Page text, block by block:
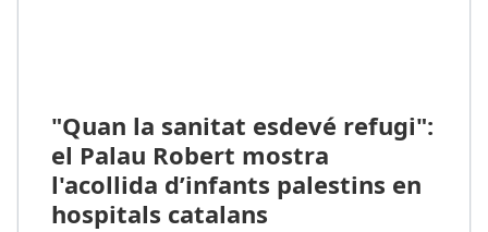
"Quan la sanitat esdevé refugi":
el Palau Robert mostra
l'acollida d’infants palestins en
hospitals catalans